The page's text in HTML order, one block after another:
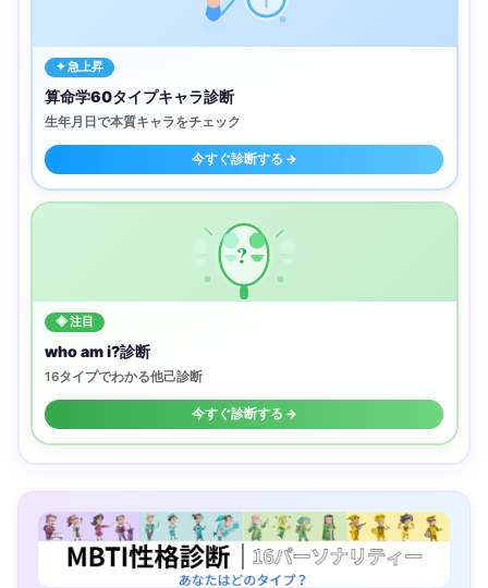
✦ 急上昇
算命学60タイプキャラ診断
生年月日で本質キャラをチェック
今すぐ診断する →
?
◈ 注目
who am i?診断
16タイプでわかる他己診断
今すぐ診断する →